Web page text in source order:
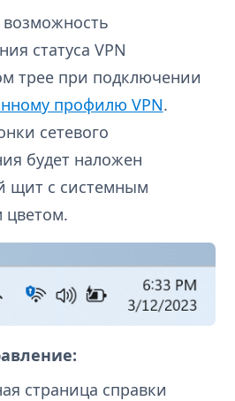
статуса VPN
трее при подключении
профилю VPN.
сетевого
будет наложен
щит с системным
цветом.
страница справки